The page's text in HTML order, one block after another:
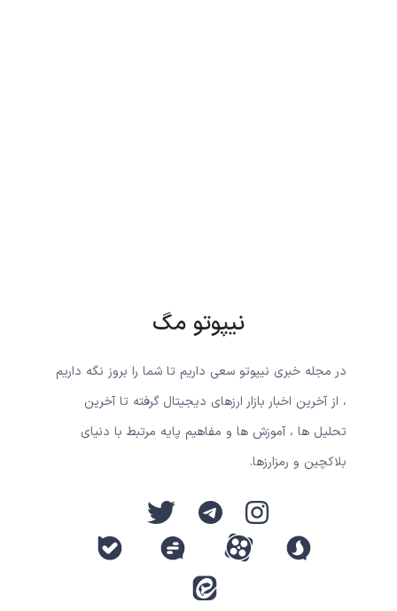
نیپوتو مگ
در مجله خبری نیپوتو سعی داریم تا شما را بروز نگه داریم
، از آخرین اخبار بازار ارزهای دیجیتال گرفته تا آخرین
تحلیل ها ، آموزش ها و مفاهیم پایه مرتبط با دنیای
بلاکچین و رمزارزها.